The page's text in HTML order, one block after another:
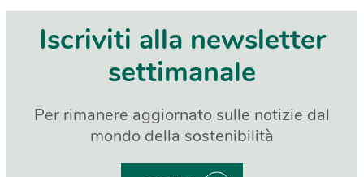
Iscriviti alla newsletter
settimanale
Per rimanere aggiornato sulle notizie dal
mondo della sostenibilità